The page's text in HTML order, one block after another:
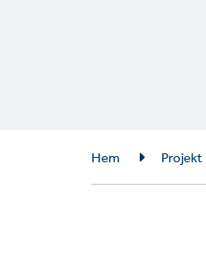
Breadcrumb
Hem Projekt